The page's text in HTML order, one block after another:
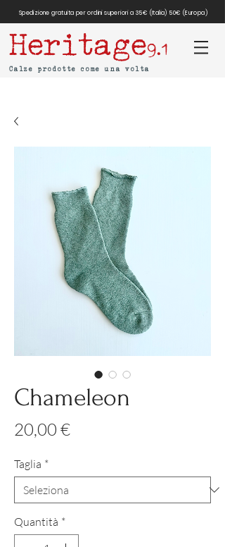
Spedizione gratuita per ordini superiori a 35€ (Italia) 50€ (Europa)
Heritage9.1
Calze prodotte come una volta
Chameleon
20,00 €Prezzo
Taglia *
Quantità *